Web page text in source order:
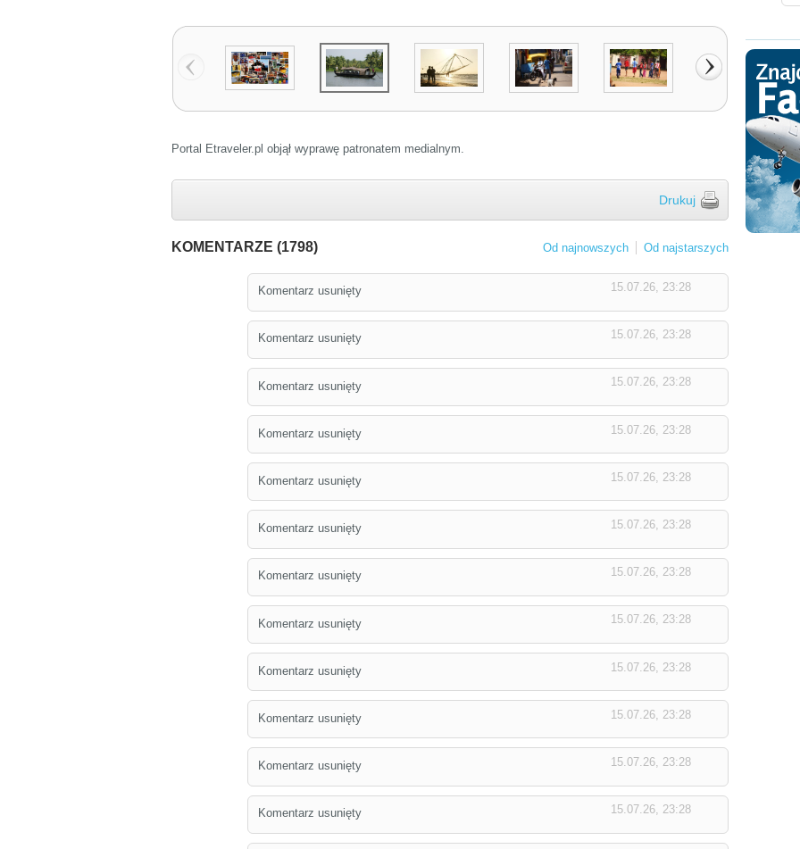
Portal Etraveler.pl objął wyprawę patronatem medialnym.
Drukuj
KOMENTARZE (1798) Od najnowszych Od najstarszych
15.07.26, 23:28
Komentarz usunięty
15.07.26, 23:28
Komentarz usunięty
15.07.26, 23:28
Komentarz usunięty
15.07.26, 23:28
Komentarz usunięty
15.07.26, 23:28
Komentarz usunięty
15.07.26, 23:28
Komentarz usunięty
15.07.26, 23:28
Komentarz usunięty
15.07.26, 23:28
Komentarz usunięty
15.07.26, 23:28
Komentarz usunięty
15.07.26, 23:28
Komentarz usunięty
15.07.26, 23:28
Komentarz usunięty
15.07.26, 23:28
Komentarz usunięty